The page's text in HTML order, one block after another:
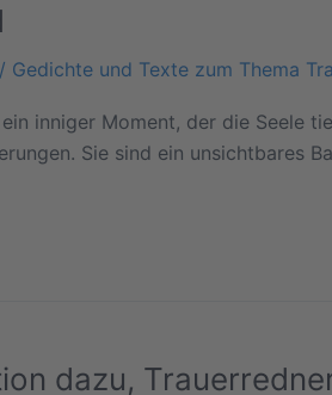
/ Gedichte und Texte zum Thema
inniger Moment, der die Seele
Sie sind ein unsichtbares
dazu,